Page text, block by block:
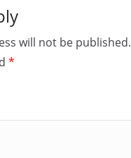
will not be published.
*